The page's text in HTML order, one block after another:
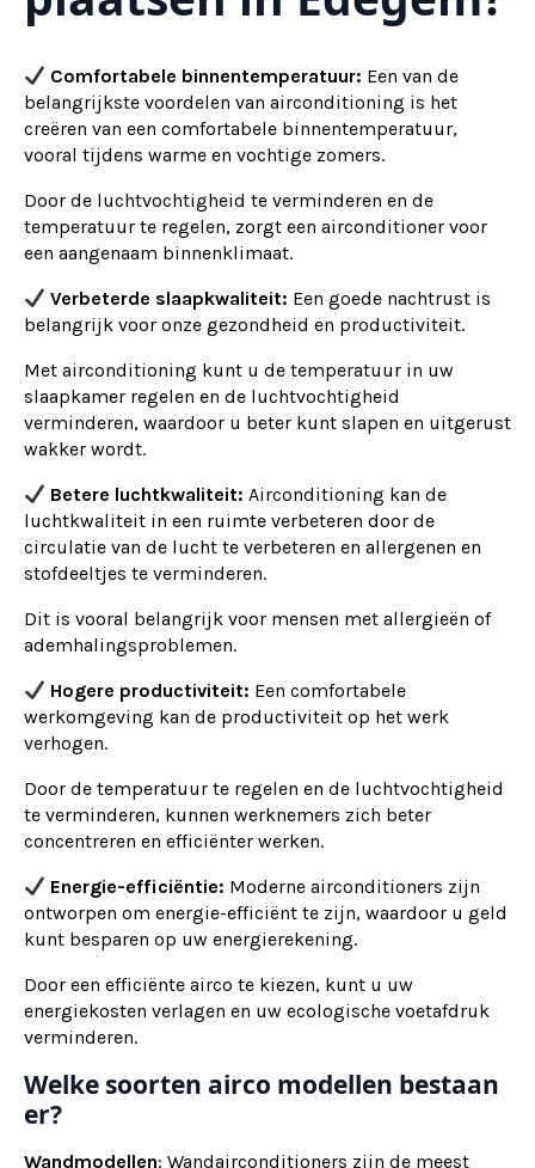
Comfortabele binnentemperatuur: Een van de
belangrijkste voordelen van airconditioning is het
creëren van een comfortabele binnentemperatuur,
vooral tijdens warme en vochtige zomers.
Door de luchtvochtigheid te verminderen en de
temperatuur te regelen, zorgt een airconditioner voor
een aangenaam binnenklimaat.
Verbeterde slaapkwaliteit: Een goede nachtrust is
belangrijk voor onze gezondheid en productiviteit.
Met airconditioning kunt u de temperatuur in uw
slaapkamer regelen en de luchtvochtigheid
verminderen, waardoor u beter kunt slapen en uitgerust
wakker wordt.
Betere luchtkwaliteit: Airconditioning kan de
luchtkwaliteit in een ruimte verbeteren door de
circulatie van de lucht te verbeteren en allergenen en
stofdeeltjes te verminderen.
Dit is vooral belangrijk voor mensen met allergieën of
ademhalingsproblemen.
Hogere productiviteit: Een comfortabele
werkomgeving kan de productiviteit op het werk
verhogen.
Door de temperatuur te regelen en de luchtvochtigheid
te verminderen, kunnen werknemers zich beter
concentreren en efficiënter werken.
Energie-efficiëntie: Moderne airconditioners zijn
ontworpen om energie-efficiënt te zijn, waardoor u geld
kunt besparen op uw energierekening.
Door een efficiënte airco te kiezen, kunt u uw
energiekosten verlagen en uw ecologische voetafdruk
verminderen.
Welke soorten airco modellen bestaan
er?
Wandmodellen: Wandairconditioners zijn de meest